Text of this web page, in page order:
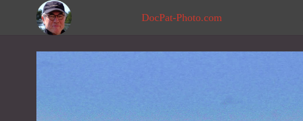
DocPat-Photo.com